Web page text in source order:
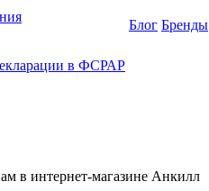
в ФСРАР
Блог Бренды
в интернет-магазине Анкилл